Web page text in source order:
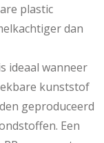
plastic
dan
ideaal wanneer
kunststof
geproduceerd
Een